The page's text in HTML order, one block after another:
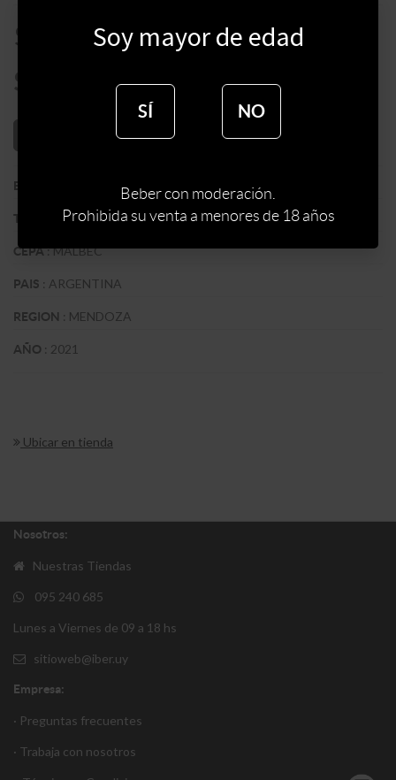
$ 4990
$
AÑADIR AL CARRITO
BODEGA ZUCCARDI WINES
TIPO DE VINO:TINTO
CEPA:MALBEC
PAIS : ARGENTINA
REGION : MENDOZA
AÑO : 2021
Ubicar en tienda
Nosotros:
Nuestras Tiendas
095 240 685
Lunes a Viernes de 09 a 18 hs
sitioweb@iber.uy
Empresa:
· Preguntas frecuentes
· Trabaja con nosotros
Soy mayor de edad
SÍ NO
Beber con moderación.
Prohibida su venta a menores de 18 años